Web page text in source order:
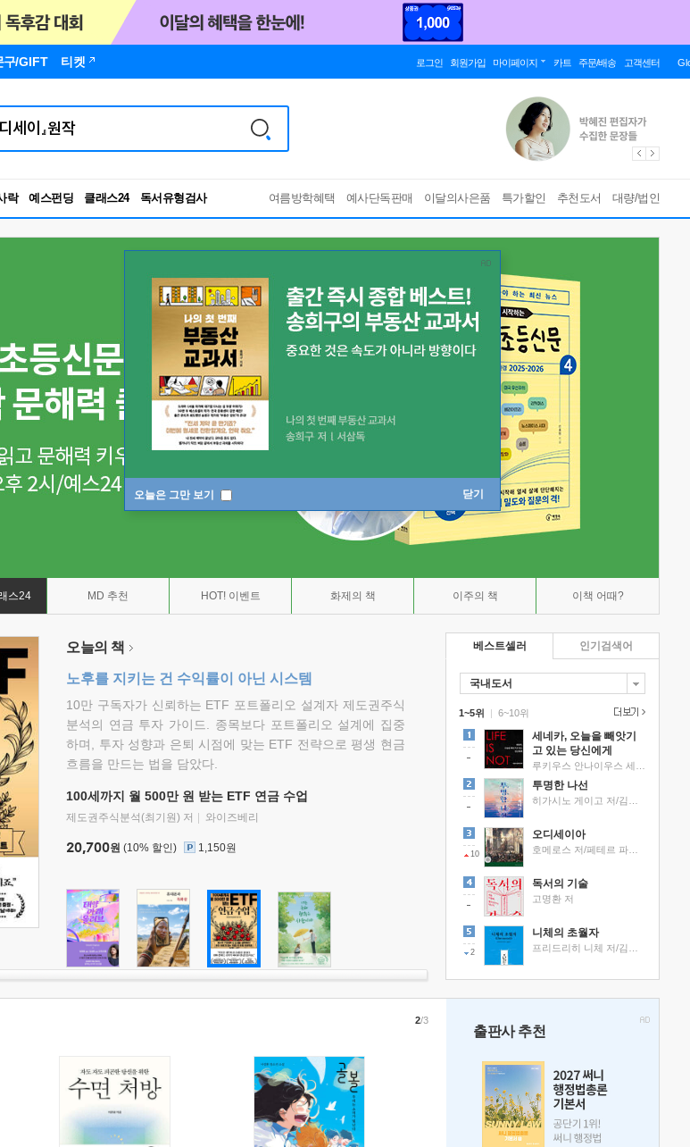
구/GIFT 티켓 로그인 회원가입 마이페이지 카트 주문/배송 고객센터
락 예스펀딩 클래스24
RBTI Lab
독서유형검사
여름방학혜택 예사단독판매 이달의사은품 특가할인 추천도서 대량/법인
오늘은 그만 보기 닫기
스24 MD 추천 HOT! 이벤트 화제의 책 이주의 책 이책 어때?
오늘의 책
노후를 지키는 건 수익률이 아닌 시스템
10만 구독자가 신뢰하는 ETF 포트폴리오 설계자 제도권주식
분석의 연금 투자 가이드. 종목보다 포트폴리오 설계에 집중
하며, 투자 성향과 은퇴 시점에 맞는 ETF 전략으로 평생 현금
흐름을 만드는 법을 담았다.
100세까지 월 500만 원 받는 ETF 연금 수업
제도권주식분석(최기원) 저 와이즈베리
20,700원 (10% 할인) 1,150원
베스트셀러
국내도서
1~5위 |
세네카, 오늘을 빼앗기
고 있는 당신에게
투명한 나선
10
오디세이아
독서의 기술
고명환 저
2
니체의 초월자
6~10위
인기검색어
2/3
출판사 추천